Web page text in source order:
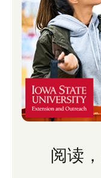
阅读